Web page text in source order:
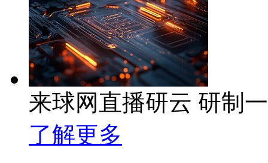
来球网直播研云 研制
了解更多